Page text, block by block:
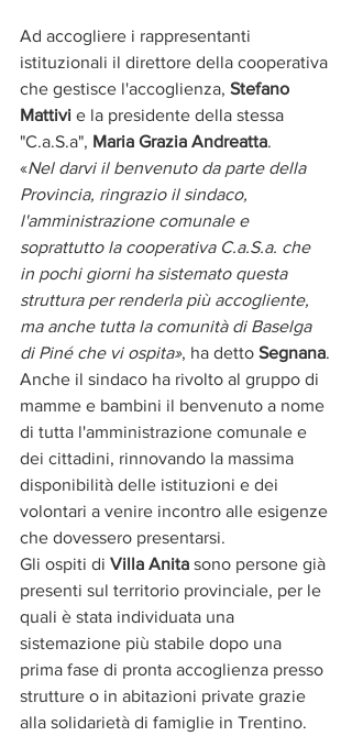
Ad accogliere i rappresentanti
istituzionali il direttore della cooperativa
che gestisce l'accoglienza, Stefano
Mattivi e la presidente della stessa
"C.a.S.a", Maria Grazia Andreatta.
«Nel darvi il benvenuto da parte della
Provincia, ringrazio il sindaco,
l'amministrazione comunale e
soprattutto la cooperativa C.a.S.a. che
in pochi giorni ha sistemato questa
struttura per renderla più accogliente,
ma anche tutta la comunità di Baselga
di Piné che vi ospita», ha detto Segnana.
Anche il sindaco ha rivolto al gruppo di
mamme e bambini il benvenuto a nome
di tutta l'amministrazione comunale e
dei cittadini, rinnovando la massima
disponibilità delle istituzioni e dei
volontari a venire incontro alle esigenze
che dovessero presentarsi.
Gli ospiti di Villa Anita sono persone già
presenti sul territorio provinciale, per le
quali è stata individuata una
sistemazione più stabile dopo una
prima fase di pronta accoglienza presso
strutture o in abitazioni private grazie
alla solidarietà di famiglie in Trentino.